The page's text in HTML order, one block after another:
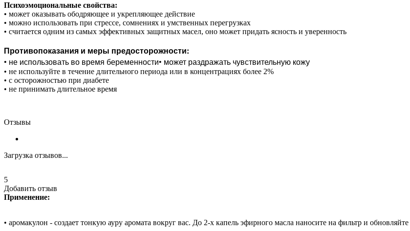
Психоэмоциональные свойства:
• может оказывать ободряющее и укрепляющее действие
• можно использовать при стрессе, сомнениях и умственных перегрузках
• считается одним из самых эффективных защитных масел, оно может придать ясность и уверенность
Противопоказания и меры предосторожности:
• не использовать во время беременности• может раздражать чувствительную кожу
• не используйте в течение длительного периода или в концентрациях более 2%
• с осторожностью при диабете
• не принимать длительное время
Отзывы
Загрузка отзывов...
5
Добавить отзыв
Применение:
• аромакулон - создает тонкую ауру аромата вокруг вас. До 2-х капель эфирного масла наносите на фильтр и